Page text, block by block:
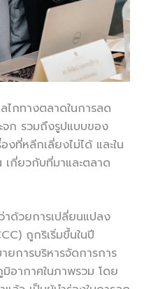
ไกทางตลาดในการลด
จก รวมถึงรูปแบบของ
งที่หลีกเลี่ยงไม่ได้ และใน
เกี่ยวกับที่มาและตลาด
ด้วยการเปลี่ยนแปลง
ถูกริเริ่มขึ้นในปี
ยการบริหารจัดการการ
อากาศในภาพรวม โดย